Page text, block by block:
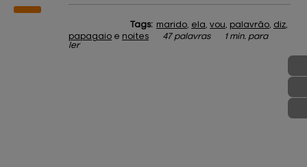
Tags: marido, ela, vou, palavrão, diz,
papagaio e noites 47 palavras
1 min. para
ler